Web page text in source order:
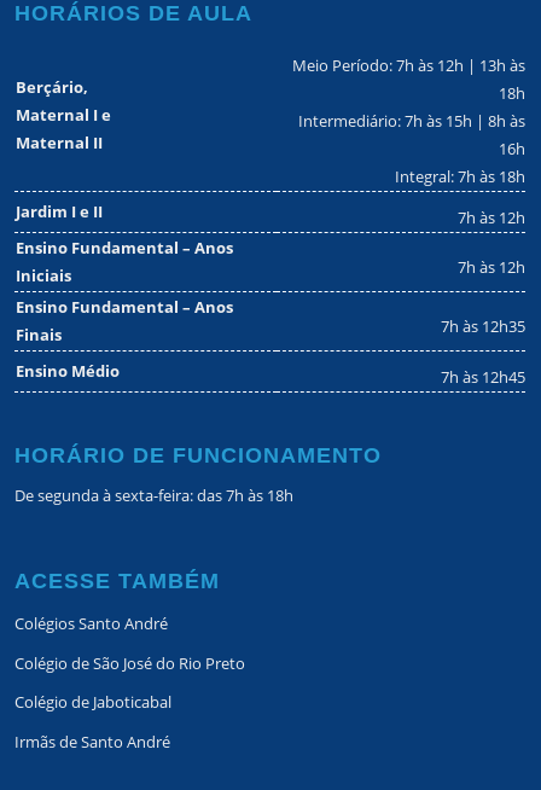
HORÁRIOS DE AULA
Berçário,
Maternal I e
Maternal II
Meio Período: 7h às 12h | 13h às
18h
Intermediário: 7h às 15h | 8h às
16h
Integral: 7h às 18h
Jardim I e II
7h às 12h
Ensino Fundamental – Anos
Iniciais
7h às 12h
Ensino Fundamental – Anos
Finais
7h às 12h35
Ensino Médio 7h às 12h45
HORÁRIO DE FUNCIONAMENTO
De segunda à sexta-feira: das 7h às 18h
ACESSE TAMBÉM
Colégios Santo André
Colégio de São José do Rio Preto
Colégio de Jaboticabal
Irmãs de Santo André